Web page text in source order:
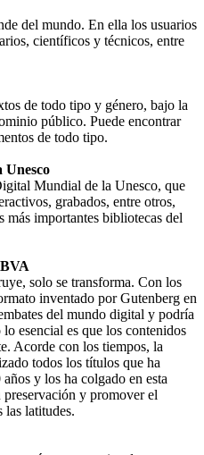
del mundo. En ella los usuarios
científicos y técnicos, entre
de todo tipo y género, bajo la
público. Puede encontrar
de todo tipo.
Mundial de la Unesco, que
grabados, entre otros,
más importantes bibliotecas del
solo se transforma. Con los
inventado por Gutenberg en
del mundo digital y podría
esencial es que los contenidos
Acorde con los tiempos, la
todos los títulos que ha
y los ha colgado en esta
y promover el
las latitudes.